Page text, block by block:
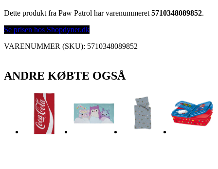
Dette produkt fra Paw Patrol har varenummeret 5710348089852.
Se prisen hos Shopdyner.dk
VARENUMMER (SKU): 5710348089852
ANDRE KØBTE OGSÅ